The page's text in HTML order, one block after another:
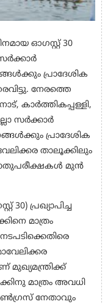
ഓഗസ്റ്റ് 30
പ്രാദേശിക
നേരത്തെ
കാർത്തികപ്പള്ളി,
സർക്കാർ
പ്രാദേശിക
താലൂക്കിലും
മുൻ
30) പ്രഖ്യാപിച്ച
മാത്രം
മാത്രം അവധി
നേതാവും